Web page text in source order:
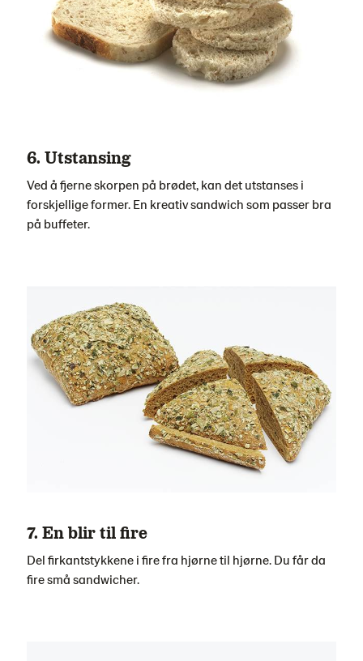
6. Utstansing
Ved å fjerne skorpen på brødet, kan det utstanses i
forskjellige former. En kreativ sandwich som passer bra
på buffeter.
7. En blir til fire
Del firkantstykkene i fire fra hjørne til hjørne. Du får da
fire små sandwicher.